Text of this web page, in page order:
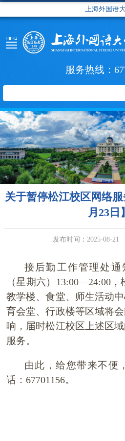
上海外国语
服务热线：
关于暂停松江校区网络
月23日】
发布时间：2025-08-21
接后勤工作管理处通
（星期六） 13:00—24:00，
教学楼、食堂、师生活动
育会堂、行政楼等区域将
响，届时松江校区上述区
服务。
由此，给您带来不便
话： 67701156。